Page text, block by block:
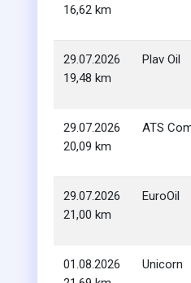
16,62 km
29.07.2026
19,48 km
Plav Oil
29.07.2026
20,09 km
ATS
29.07.2026
21,00 km
EuroOil
01.08.2026
Unicorn